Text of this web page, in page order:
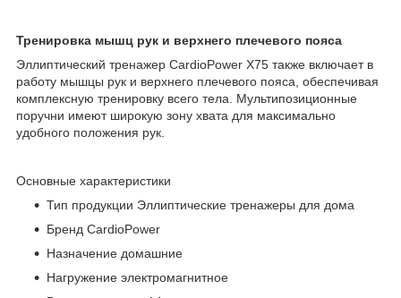
Тренировка мышц рук и верхнего плечевого пояса
Эллиптический тренажер CardioPower X75 также включает в
работу мышцы рук и верхнего плечевого пояса, обеспечивая
комплексную тренировку всего тела. Мультипозиционные
поручни имеют широкую зону хвата для максимально
удобного положения рук.
Основные xарактеристики
Тип продукции Эллиптические тренажеры для дома
Бренд CardioPower
Назначение домашние
Нагружение электромагнитное